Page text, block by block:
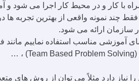
با کار و در محیط کار اجرا می شود و
چند نمونه واقعی از بهترین
سازمان ارائه می شود.